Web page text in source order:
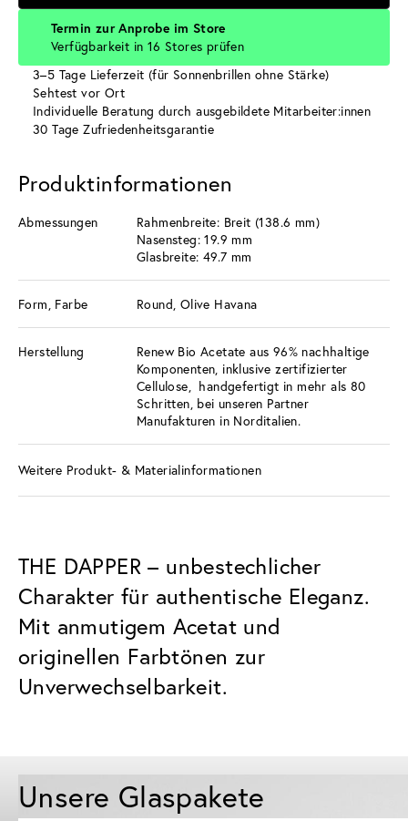
Termin zur Anprobe im Store
Verfügbarkeit in 16 Stores prüfen
3–5 Tage Lieferzeit (für Sonnenbrillen ohne Stärke)
Sehtest vor Ort
Individuelle Beratung durch ausgebildete Mitarbeiter:innen
30 Tage Zufriedenheitsgarantie
Produktinformationen
Abmessungen
Rahmenbreite: Breit (138.6 mm)
Nasensteg: 19.9 mm
Glasbreite: 49.7 mm
Form, Farbe Round, Olive Havana
Herstellung
Renew Bio Acetate aus 96% nachhaltige
Komponenten, inklusive zertifizierter
Cellulose, handgefertigt in mehr als 80
Schritten, bei unseren Partner
Manufakturen in Norditalien.
Weitere Produkt- & Materialinformationen
THE DAPPER – unbestechlicher
Charakter für authentische Eleganz.
Mit anmutigem Acetat und
originellen Farbtönen zur
Unverwechselbarkeit.
Unsere Glaspakete